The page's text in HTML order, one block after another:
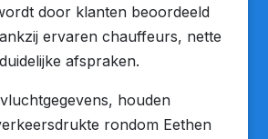
door klanten beoordeeld
ervaren chauffeurs, nette
afspraken.
houden
rondom Eethen